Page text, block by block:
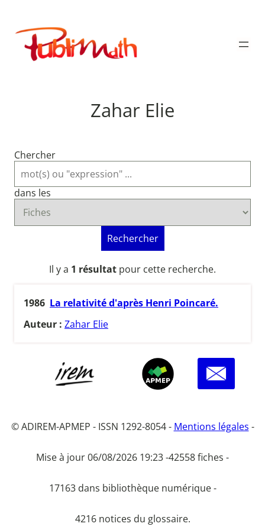
contenu
Publimath
Zahar Elie
Chercher
dans les
Rechercher
Il y a 1 résultat pour cette recherche.
1986 La relativité d'après Henri Poincaré.
Auteur : Zahar Elie
© ADIREM-APMEP - ISSN 1292-8054 - Mentions légales -
Mise à jour 06/08/2026 19:23 -42558 fiches -
17163 dans bibliothèque numérique -
4216 notices du glossaire.